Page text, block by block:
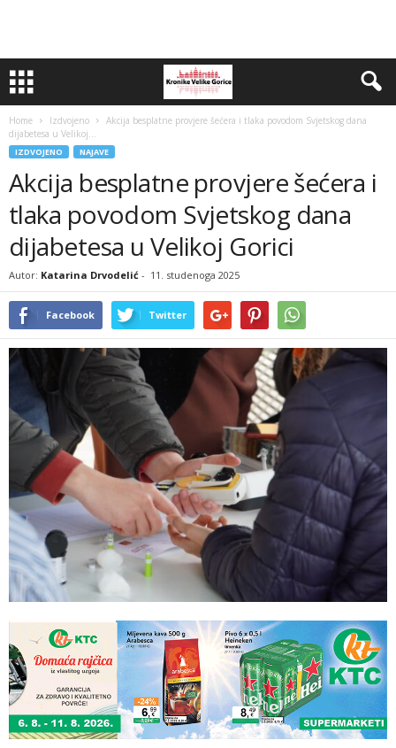
Home Izdvojeno
Akcija besplatne provjere šećera i tlaka povodom Svjetskog dana
dijabetesa u Velikoj...
IZDVOJENO NAJAVE
Akcija besplatne provjere šećera i
tlaka povodom Svjetskog dana
dijabetesa u Velikoj Gorici
Autor: Katarina Drvodelić - 11. studenoga 2025
Facebook Twitter